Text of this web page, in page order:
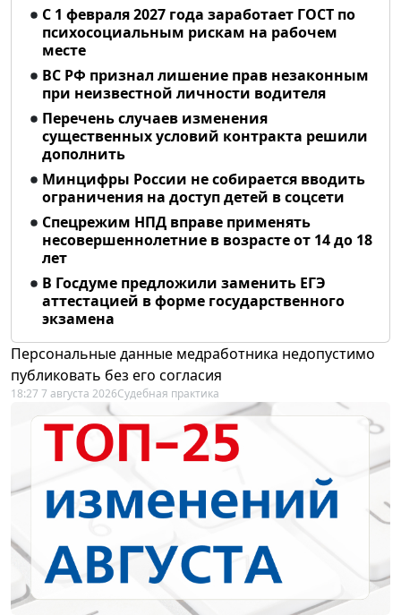
С 1 февраля 2027 года заработает ГОСТ по
психосоциальным рискам на рабочем
месте
ВС РФ признал лишение прав незаконным
при неизвестной личности водителя
Перечень случаев изменения
существенных условий контракта решили
дополнить
Минцифры России не собирается вводить
ограничения на доступ детей в соцсети
Спецрежим НПД вправе применять
несовершеннолетние в возрасте от 14 до 18
лет
В Госдуме предложили заменить ЕГЭ
аттестацией в форме государственного
экзамена
Персональные данные медработника недопустимо
публиковать без его согласия
18:27 7 августа 2026Судебная практика